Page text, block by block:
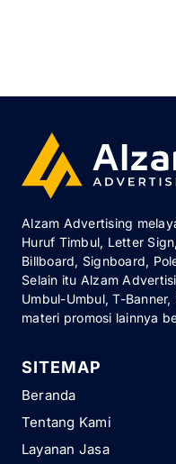
Alzam Advertising
Huruf Timbul, Letter
Billboard, Signboard,
Selain itu Alzam
Umbul-Umbul, T-
materi promosi lainnya
SITEMAP
Beranda
Tentang Kami
Layanan Jasa